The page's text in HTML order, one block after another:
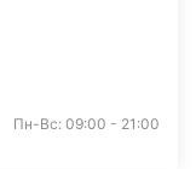
Пн-Вс: 09:00 - 21:00